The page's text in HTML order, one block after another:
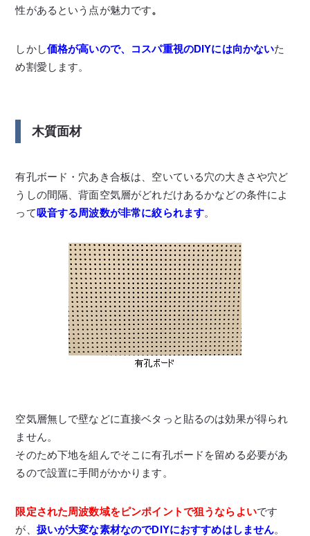
性があるという点が魅力です。
しかし価格が高いので、コスパ重視のDIYには向かないた
め割愛します。
木質面材
有孔ボード・穴あき合板は、空いている穴の大きさや穴ど
うしの間隔、背面空気層がどれだけあるかなどの条件によ
って吸音する周波数が非常に絞られます。
空気層無しで壁などに直接ベタっと貼るのは効果が得られ
ません。
そのため下地を組んでそこに有孔ボードを留める必要があ
るので設置に手間がかかります。
限定された周波数域をピンポイントで狙うならよいです
が、 扱いが大変な素材なのでDIYにおすすめはしません。